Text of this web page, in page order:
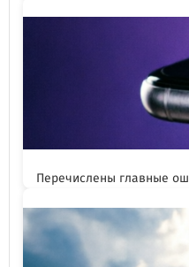
Перечислены главные